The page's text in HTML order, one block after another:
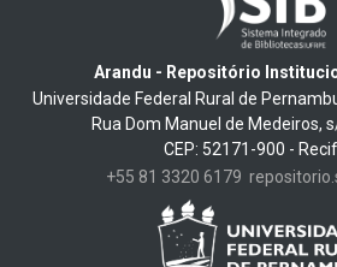
Arandu - Repositório
Universidade Federal Rural de
Rua Dom Manuel de Medeiros,
CEP: 52171-900 -
+55 81 3320 6179